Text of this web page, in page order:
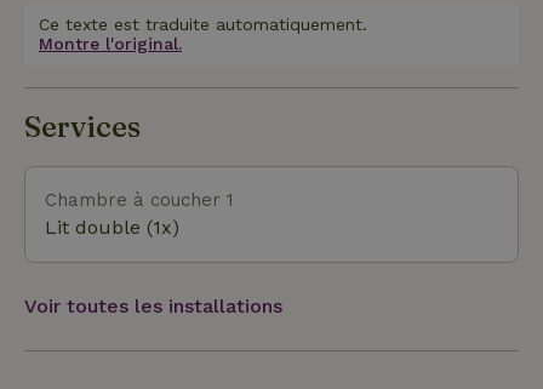
au milieu de la forêt. À seulement 10 minutes des
villes d'Etten-Leur, de Breda et de Roosendaal, à 25
minutes de la ville d'Anvers et à 35 minutes d'Efteling.
Ce texte est traduite automatiquement.
Montre l'original.
Services
Chambre à coucher 1
Lit double (1x)
Voir toutes les installations